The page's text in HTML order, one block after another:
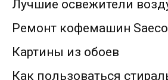
Лучшие освежители
Ремонт кофемашин Saeco
Картины из обоев
Как пользоваться